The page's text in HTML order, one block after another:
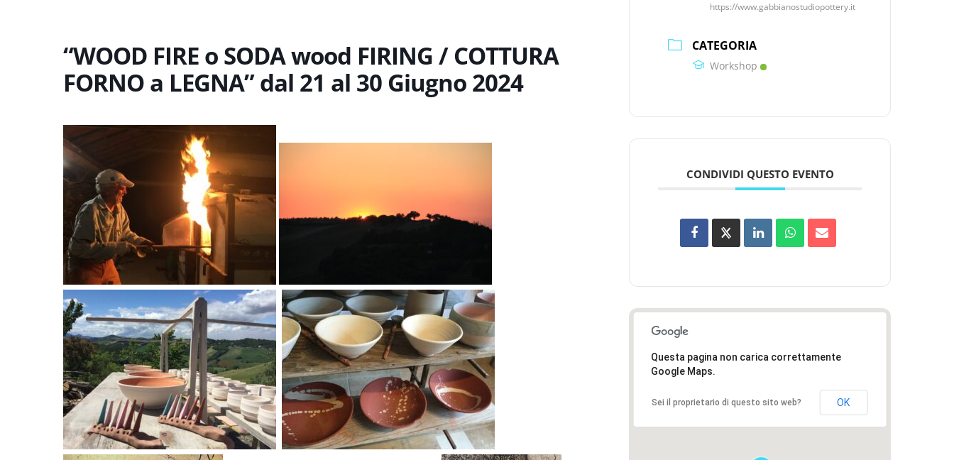
“WOOD FIRE o SODA wood FIRING / COTTURA
FORNO a LEGNA” dal 21 al 30 Giugno 2024
https://www.gabbianostudiopottery.it
CATEGORIA
Workshop
CONDIVIDI QUESTO EVENTO
Questa pagina non carica correttamente
Google Maps.
Sei il proprietario di questo sito web? OK